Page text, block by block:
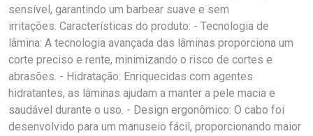
sensível, garantindo um barbear suave e sem
irritações. Características do produto: - Tecnologia de
lâmina: A tecnologia avançada das lâminas proporciona um
corte preciso e rente, minimizando o risco de cortes e
abrasões. - Hidratação: Enriquecidas com agentes
hidratantes, as lâminas ajudam a manter a pele macia e
saudável durante o uso. - Design ergonômico: O cabo foi
desenvolvido para um manuseio fácil, proporcionando maior